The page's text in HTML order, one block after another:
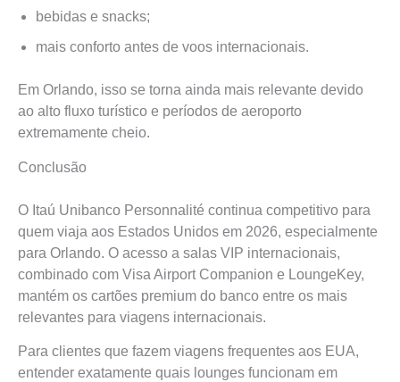
bebidas e snacks;
mais conforto antes de voos internacionais.
Em Orlando, isso se torna ainda mais relevante devido
ao alto fluxo turístico e períodos de aeroporto
extremamente cheio.
Conclusão
O Itaú Unibanco Personnalité continua competitivo para
quem viaja aos Estados Unidos em 2026, especialmente
para Orlando. O acesso a salas VIP internacionais,
combinado com Visa Airport Companion e LoungeKey,
mantém os cartões premium do banco entre os mais
relevantes para viagens internacionais.
Para clientes que fazem viagens frequentes aos EUA,
entender exatamente quais lounges funcionam em